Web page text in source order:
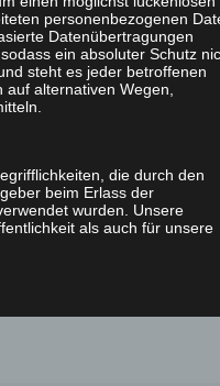
personenbezogenen
Datenübertragungen
ein absoluter Schutz
steht es jeder betroffenen
auf alternativen Wegen,
die durch den
beim Erlass der
wurden. Unsere
als auch für unsere
Begrifflichkeiten
unter anderem die